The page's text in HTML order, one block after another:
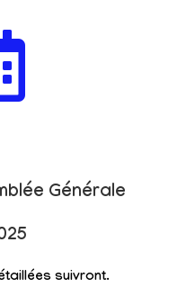
Générale
suivront.